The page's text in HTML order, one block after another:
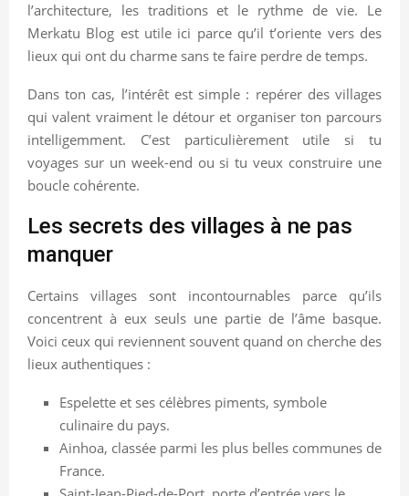
l’architecture, les traditions et le rythme de vie. Le
Merkatu Blog est utile ici parce qu’il t’oriente vers des
lieux qui ont du charme sans te faire perdre de temps.
Dans ton cas, l’intérêt est simple : repérer des villages
qui valent vraiment le détour et organiser ton parcours
intelligemment. C’est particulièrement utile si tu
voyages sur un week-end ou si tu veux construire une
boucle cohérente.
Les secrets des villages à ne pas
manquer
Certains villages sont incontournables parce qu’ils
concentrent à eux seuls une partie de l’âme basque.
Voici ceux qui reviennent souvent quand on cherche des
lieux authentiques :
Espelette et ses célèbres piments, symbole
culinaire du pays.
Ainhoa, classée parmi les plus belles communes de
France.